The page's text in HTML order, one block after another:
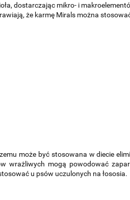
dostarczając mikro- i
że karmę Mirals można
może być stosowana w diecie
wrażliwych mogą powodować
u psów uczulonych na łososia.